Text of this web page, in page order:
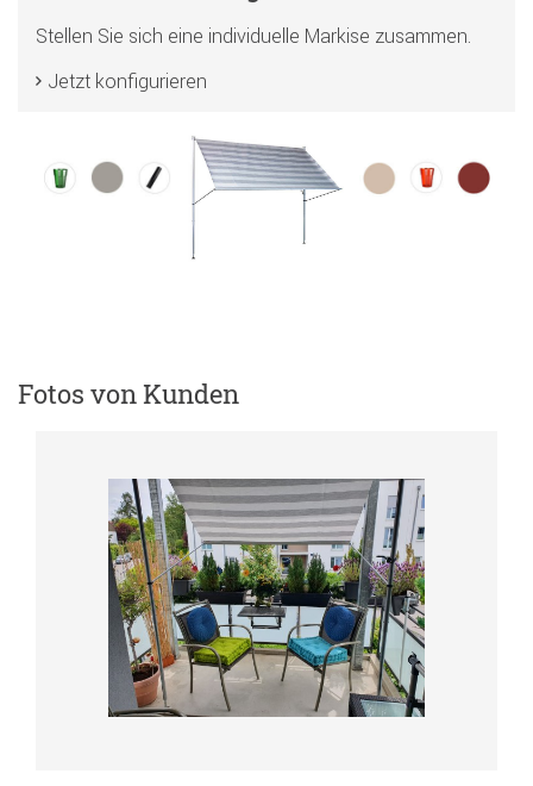
Stellen Sie sich eine individuelle Markise zusammen.
Jetzt konfigurieren
Fotos von Kunden